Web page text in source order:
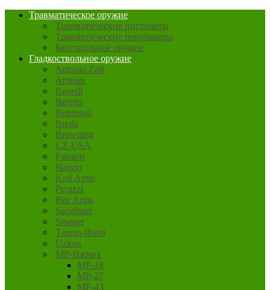
Травматическое оружие
Травматические пистолеты
Травматические револьверы
Бесствольное оружие
Гладкоствольное оружие
Antonio Zoli
Armsan
Benelli
Beretta
Bettinsoli
Breda
Browning
CZ-USA
Fabarm
Hatsan
Kral Arms
Perazzi
Rec Arms
Sarsilmaz
Stoeger
Taurus-Rossi
Uzkon
MP-Ижмех
MP-18
MP-27
MP-43